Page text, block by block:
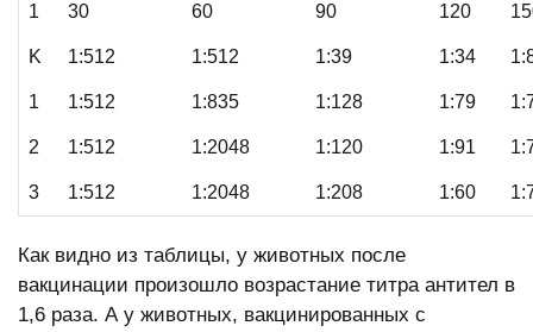
1 30 60 90 120
K 1:512 1:512 1:39 1:34
1 1:512 1:835 1:128 1:79
2 1:512 1:2048 1:120 1:91
3 1:512 1:2048 1:208 1:60
Как видно из таблицы, у животных после
вакцинации произошло возрастание титра антител в
1,6 раза. А у животных, вакцинированных с